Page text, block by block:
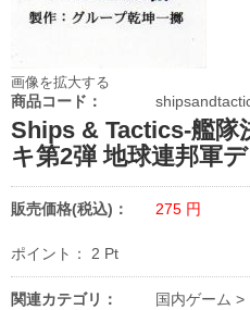
画像を拡大する
商品コード：
Ships & Tactics-艦隊
キ第2弾 地球連邦軍
販売価格(税込)： 275 円
ポイント： 2 Pt
関連カテゴリ： 国内ゲーム >